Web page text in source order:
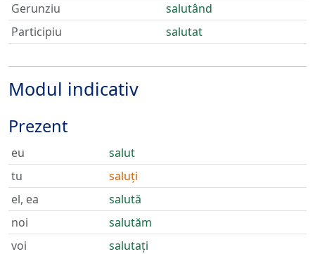
Gerunziu
salutând
Participiu
salutat
Modul indicativ
Prezent
eu
salut
tu
saluți
el, ea
salută
noi
salutăm
voi
salutați